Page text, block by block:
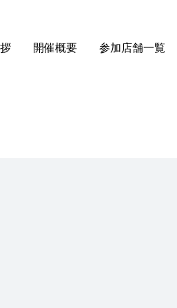
開催概要 参加店舗一覧